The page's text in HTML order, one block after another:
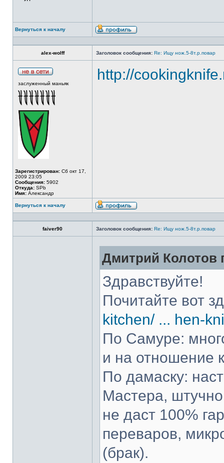
Вернуться к началу
alex-wolff Заголовок сообщения: Re: Ищу нож.5-8т.р.повар
заслуженный маньяк
Зарегистрирован: Сб окт 17,
2009 23:05
Сообщения: 5902
Откуда: SPb
Имя: Александр
http://
Вернуться к началу
faiver90 Заголовок сообщения: Re: Ищу нож.5-8т.р.повар
Дмитрий Колотов
Здравствуйте!
Почитайте вот
kitchen/ ... hen-
По Самуре:
и на отношение
По дамаску:
Мастера,
не даст 100%
переваров,
(брак).